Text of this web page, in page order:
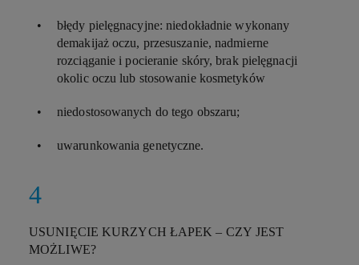
błędy pielęgnacyjne: niedokładnie wykonany
demakijaż oczu, przesuszanie, nadmierne
rozciąganie i pocieranie skóry, brak pielęgnacji
okolic oczu lub stosowanie kosmetyków
niedostosowanych do tego obszaru;
uwarunkowania genetyczne.
USUNIĘCIE KURZYCH ŁAPEK – CZY JEST
MOŻLIWE?